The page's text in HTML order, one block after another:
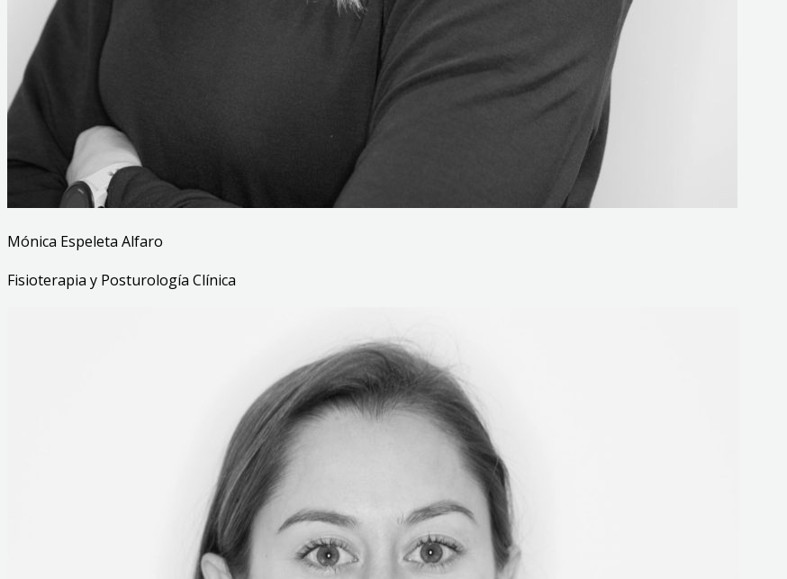
Mónica Espeleta Alfaro
Fisioterapia y Posturología Clínica